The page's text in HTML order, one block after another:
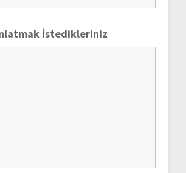
İstedikleriniz